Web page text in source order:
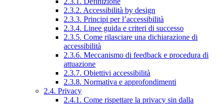
2.3.2. Accessibilità by design
2.3.3. Principi per l’accessibilità
2.3.4. Linee guida e criteri di successo
2.3.5. Come rilasciare una dichiarazione di
accessibilità
2.3.6. Meccanismo di feedback e procedura di
attuazione
2.3.7. Obiettivi accessibilità
2.3.8. Normativa e approfondimenti
2.4. Privacy
2.4.1. Come rispettare la privacy sin dalla